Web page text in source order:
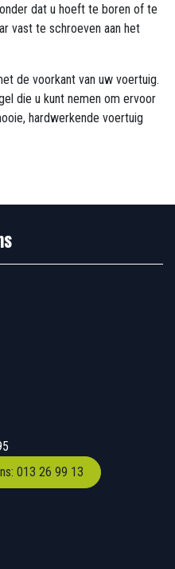
dat u hoeft te boren of te
vast te schroeven aan het
de voorkant van uw voertuig.
die u kunt nemen om ervoor
hardwerkende voertuig
- 17u00
- 17u00
- 17u00
- 17u00
013 26 99 13
- 15u00